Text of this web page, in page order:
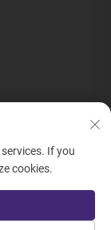
If you
cookies.